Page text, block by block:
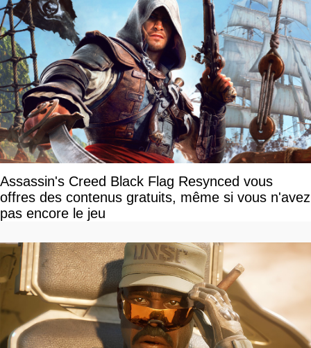
Assassin's Creed Black Flag Resynced vous
offres des contenus gratuits, même si vous n'avez
pas encore le jeu